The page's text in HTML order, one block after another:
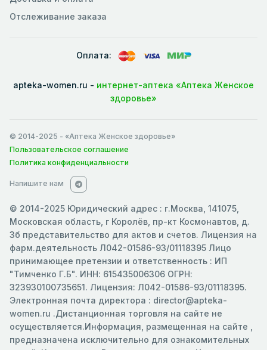
Отслеживание заказа
Оплата:
apteka-women.ru - интернет-аптека «Аптека Женское
здоровье»
© 2014-2025 - «Аптека Женское здоровье»
Пользовательское соглашение
Политика конфиденциальности
Напишите нам
© 2014-2025 Юридический адрес : г.Москва, 141075,
Московская область, г Королёв, пр-кт Космонавтов, д.
3б представительство для актов и счетов. Лицензия на
фарм.деятельность Л042-01586-93/01118395 Лицо
принимающее претензии и ответственность : ИП
"Тимченко Г.Б". ИНН: 615435006306 ОГРН:
323930100735651. Лицензия: Л042-01586-93/01118395.
Электронная почта директора : director@apteka-
women.ru .Дистанционная торговля на сайте не
осуществляется.Информация, размещенная на сайте ,
предназначена исключительно для ознакомительных